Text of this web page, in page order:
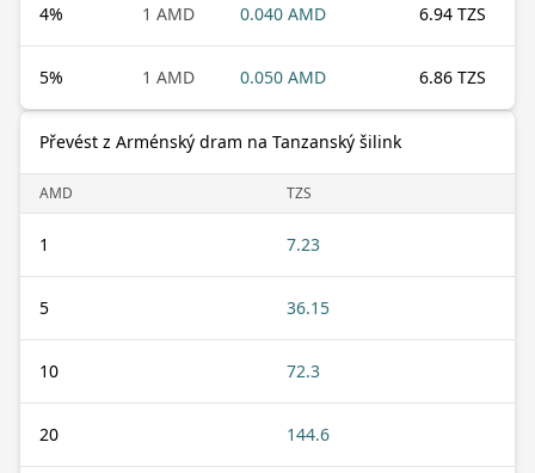
4% 1 AMD 0.040 AMD 6.94 TZS
5% 1 AMD 0.050 AMD 6.86 TZS
Převést z Arménský dram na Tanzanský šilink
AMD TZS
1 7.23
5 36.15
10 72.3
20 144.6